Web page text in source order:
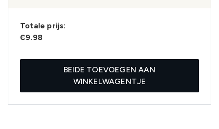
Totale prijs:
€9.98
BEIDE TOEVOEGEN AAN
WINKELWAGENTJE